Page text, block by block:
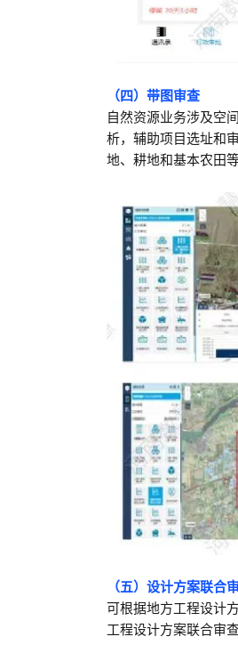
（四）带图审查
自然资源业务涉及空
析，辅助项目选址和
地、耕地和基本农田等
（五）设计方案联合
可根据地方工程设计
工程设计方案联合审